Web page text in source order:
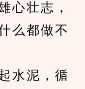
心壮志，
么都做不
泥，循